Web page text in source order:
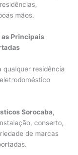
mãos.
Principais
qualquer residência
Sorocaba,
conserto,
de marcas